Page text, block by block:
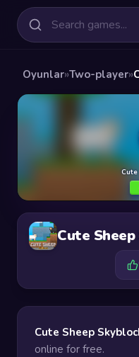
Oyunlar»Two-player»
Cute
Cute Sheep
online for free.